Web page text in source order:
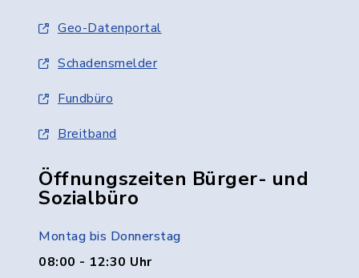
Geo-Datenportal
Schadensmelder
Fundbüro
Breitband
Öffnungszeiten Bürger- und
Sozialbüro
Montag bis Donnerstag
08:00 - 12:30 Uhr